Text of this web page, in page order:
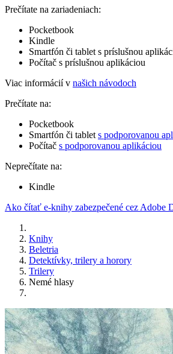
Prečítate na zariadeniach:
Pocketbook
Kindle
Smartfón či tablet s príslušnou
Počítač s príslušnou aplikáciou
Viac informácií v našich návodoch
Prečítate na:
Pocketbook
Smartfón či tablet s podporovanou
Počítač s podporovanou aplikáciou
Neprečítate na:
Kindle
Ako čítať e-knihy zabezpečené cez Adobe
Knihy
Beletria
Detektívky, trilery a horory
Trilery
Nemé hlasy